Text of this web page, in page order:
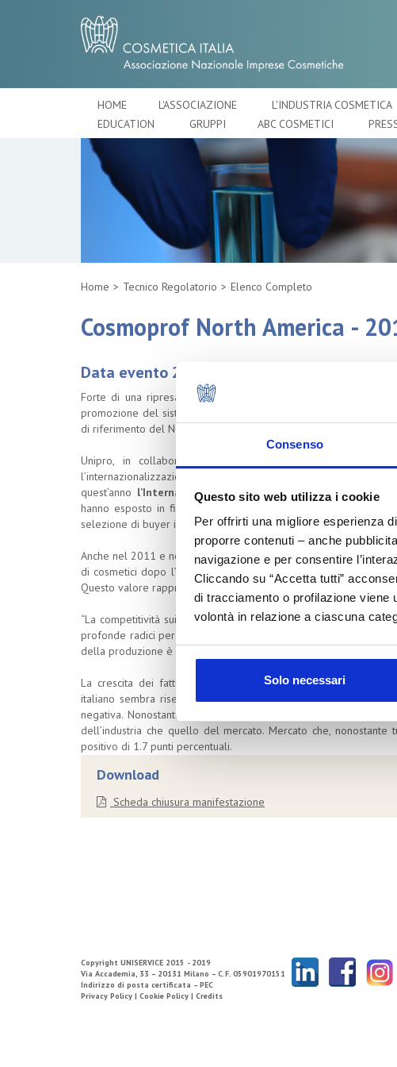
Consenso
Questo sito web utilizza i cookie
Per offrirti una migliore esperienza
proporre contenuti – anche
navigazione e per consentire
Cliccando su “Accetta tutti”
di tracciamento o profilazione viene
volontà in relazione a ciascuna
Solo necessari
HOME L'ASSOCIAZIONE L'INDUSTRIA COSMETICA
EDUCATION
GRUPPI ABC COSMETICI
Home Tecnico Regolatorio Elenco Completo
Cosmoprof North America -
Data evento 22/07/2012
Forte di una ripresa delle esportazioni in tutti i mercati e
promozione del sistema cosmetico made in Italy in occasione
di riferimento del Nord America e in particolare degli USA.
Unipro, in collaborazione con ICE e Promos, azienda
l’internazionalizzazione, ha organizzato una
quest’anno l’International Buyer Programfacilitando le
hanno esposto in fiera grazie a un programma di incontri b2b,
selezione di buyer internazionali provenienti da Argentina,
Anche nel 2011 e nei primi mesi del 2012 gli Stati Uniti
di cosmetici dopo l’Europa con una crescita che nel 2011 ha
Questo valore rappresental’82% delle esportazioninell’area
“La competitività sui mercati internazionali del cosmetico
profonde radici per un settore che investe in ricerca e
della produzione è stata del 4% con un valore di quasi 9000
La crescita dei fatturati registra le maggiori dinamiche
italiano sembra risentire di una propensione al consumo
negativa. Nonostante ciò, l’Italia nel 2011 si è confermata al
dell’industria che quello del mercato. Mercato che, nonostante
positivo di 1.7 punti percentuali.
Download
Scheda chiusura manifestazione
Copyright UNISERVICE 2015 - 2019
Via Accademia, 33 – 20131 Milano – C.F. 05901970151
Indirizzo di posta certificata – PEC
Privacy Policy | Cookie Policy | Credits